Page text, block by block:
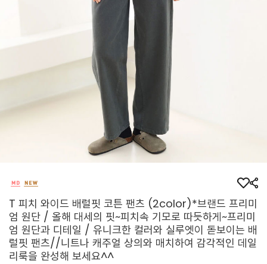
T 피치 와이드 배럴핏 코튼 팬츠 (2color)*브랜드 프리미
엄 원단 / 올해 대세의 핏~피치속 기모로 따듯하게~프리미
엄 원단과 디테일 / 유니크한 컬러와 실루엣이 돋보이는 배
럴핏 팬츠//니트나 캐주얼 상의와 매치하여 감각적인 데일
리룩을 완성해 보세요^^